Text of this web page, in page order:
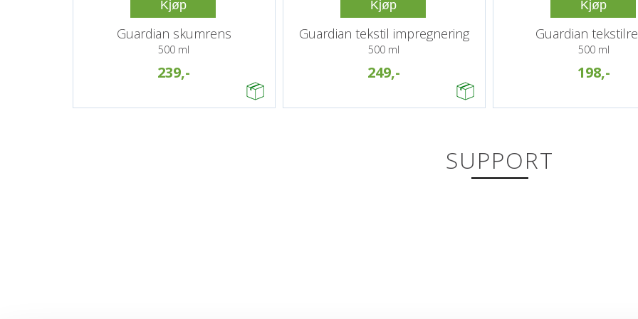
Kjøp
Guardian skumrens
500 ml
239,-
Kjøp
Guardian tekstil impregnering
500 ml
249,-
Kjøp
Guardian
500 ml
198,-
SUPPORT